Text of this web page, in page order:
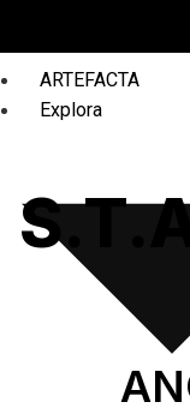
ARTEFACTA
Explora